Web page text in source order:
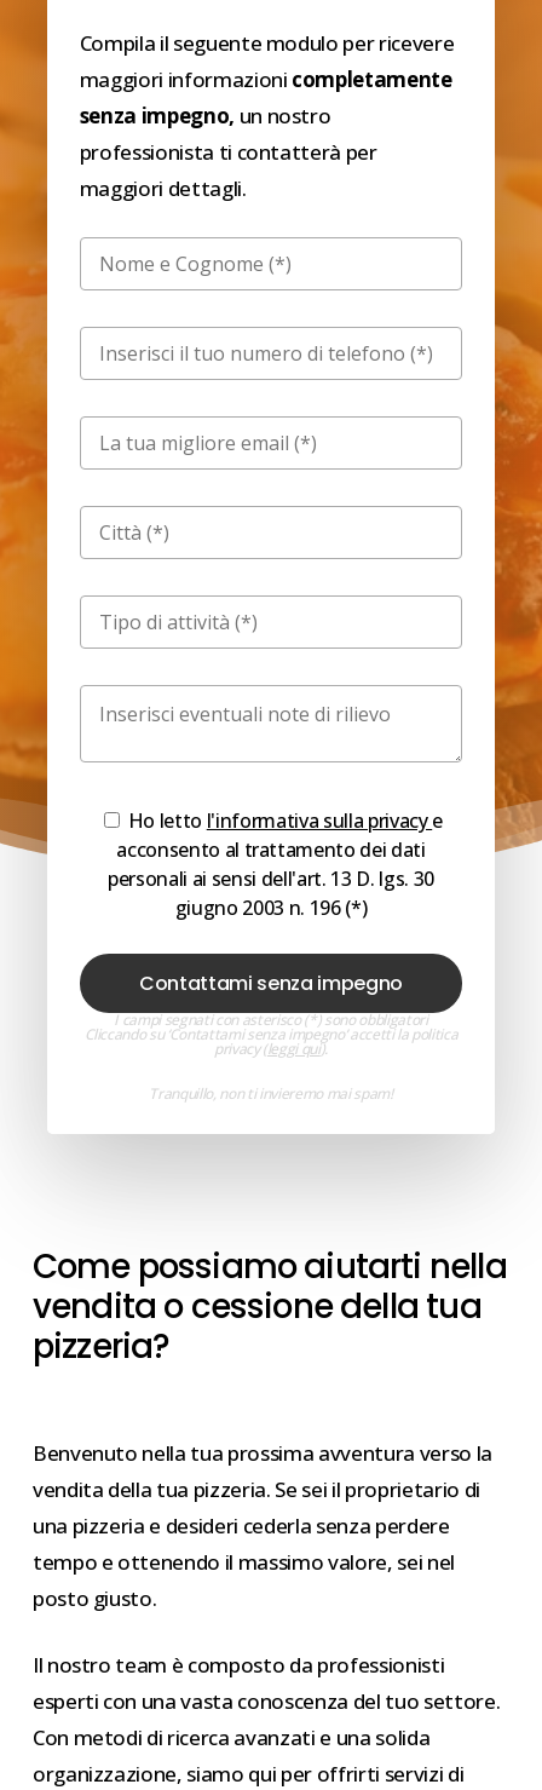
Compila il seguente modulo per ricevere
maggiori informazioni completamente
senza impegno, un nostro
professionista ti contatterà per
maggiori dettagli.
Ho letto l'informativa sulla privacye
acconsento al trattamento dei dati
personali ai sensi dell'art. 13 D. lgs. 30
giugno 2003 n. 196 (*)
I campi segnati con asterisco (*) sono obbligatori
Cliccando su ‘Contattami senza impegno’ accetti la politica
privacy (leggi qui).
Tranquillo, non ti invieremo mai spam!
Come possiamo aiutarti nella
vendita o cessione della tua
pizzeria?
Benvenuto nella tua prossima avventura verso la
vendita della tua pizzeria. Se sei il proprietario di
una pizzeria e desideri cederla senza perdere
tempo e ottenendo il massimo valore, sei nel
posto giusto.
Il nostro team è composto da professionisti
esperti con una vasta conoscenza del tuo settore.
Con metodi di ricerca avanzati e una solida
organizzazione, siamo qui per offrirti servizi di